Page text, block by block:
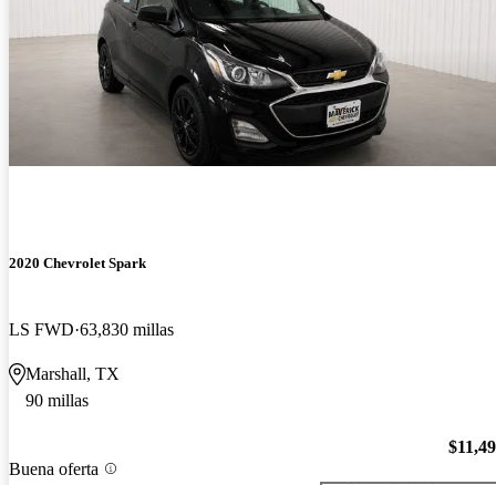
2020 Chevrolet Spark
LS FWD 63,830 millas
Marshall, TX
90 millas
Buena oferta